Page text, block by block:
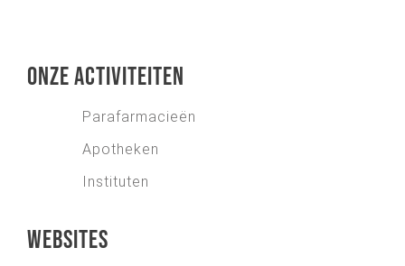
Onze activiteiten
Parafarmacieën
Apotheken
Instituten
Websites